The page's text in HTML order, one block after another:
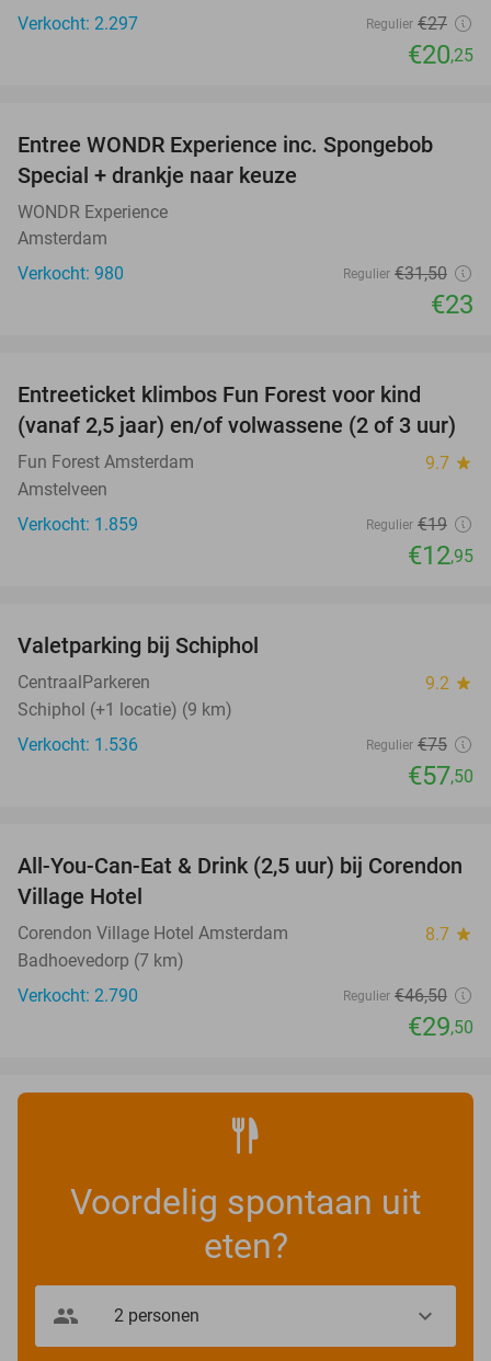
Verkocht: 2.297
Regulier €27
€20,25
27%
Entree WONDR Experience inc. Spongebob
Special + drankje naar keuze
WONDR Experience
Amsterdam
Verkocht: 980
Regulier €31,50
€23
Entreeticket klimbos Fun Forest voor kind
(vanaf 2,5 jaar) en/of volwassene (2 of 3 uur)
Fun Forest Amsterdam 9.7 star
Amstelveen
Verkocht: 1.859
Regulier €19
€12,95
Valetparking bij Schiphol
CentraalParkeren 9.2 star
Schiphol (+1 locatie) (9 km)
Verkocht: 1.536
Regulier €75
€57,50
37%
All-You-Can-Eat & Drink (2,5 uur) bij Corendon
Village Hotel
Corendon Village Hotel Amsterdam 8.7 star
Badhoevedorp (7 km)
Verkocht: 2.790
Regulier €46,50
€29,50
Voordelig spontaan uit
eten?